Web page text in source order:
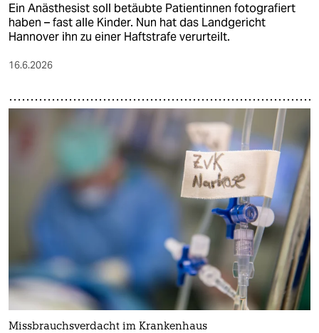
Ein Anästhesist soll betäubte Patientinnen fotografiert
haben – fast alle Kinder. Nun hat das Landgericht
Hannover ihn zu einer Haftstrafe verurteilt.
16.6.2026
Missbrauchsverdacht im Krankenhaus